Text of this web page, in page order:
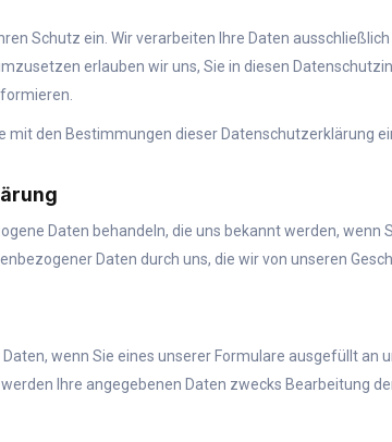
Schutz ein. Wir verarbeiten Ihre Daten
erlauben wir uns, Sie in diesen
mit den Bestimmungen dieser Datenschutzerklärung
Daten behandeln, die uns bekannt werden, wenn
Daten durch uns, die wir von unseren
wenn Sie eines unserer Formulare ausgefüllt an
Ihre angegebenen Daten zwecks Bearbeitung